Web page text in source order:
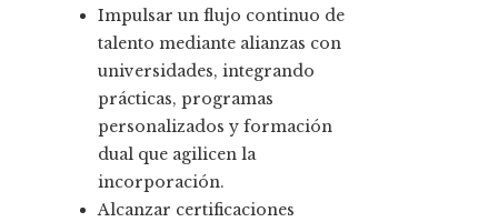
Impulsar un flujo continuo de
talento mediante alianzas con
universidades, integrando
prácticas, programas
personalizados y formación
dual que agilicen la
incorporación.
Alcanzar certificaciones